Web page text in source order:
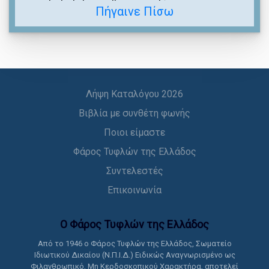
Πήγαινε Πίσω
Λήψη Καταλόγου 2026
Βιβλία με συνθέτη φωνής
Ποιοι είμαστε
Φάρος Τυφλών της Ελλάδος
Συντελεστές
Επικοινωνία
Ο Φάρος Τυφλών της Ελλάδoς
Από το 1946 ο Φάρος Τυφλών της Ελλάδος, Σωματείο
Ιδιωτικού Δικαίου (Ν.Π.Ι.Δ.) Ειδικώς Αναγνωρισμένο ως
Φιλανθρωπικό, Μη Κερδοσκοπικού Χαρακτήρα, αποτελεί